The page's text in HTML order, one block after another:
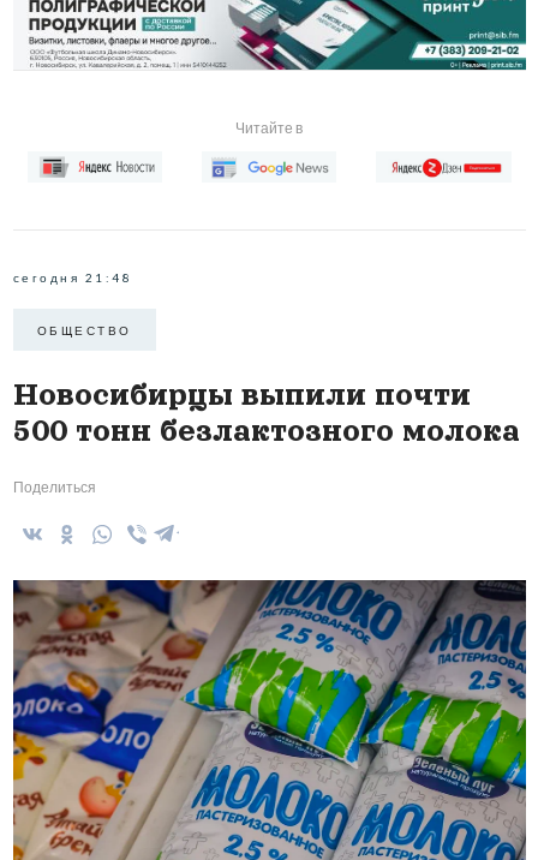
Читайте в
сегодня 21:48
ОБЩЕСТВО
Новосибирцы выпили почти
500 тонн безлактозного молока
Поделиться